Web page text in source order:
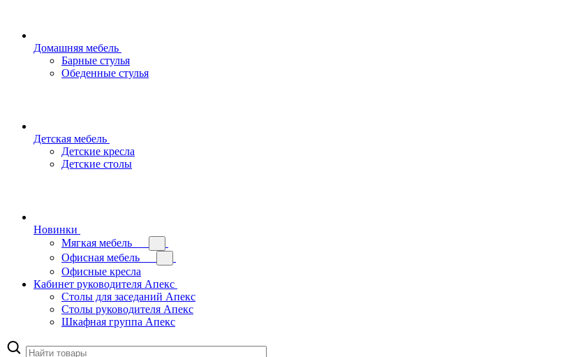
Домашняя мебель
Барные стулья
Обеденные стулья
Детская мебель
Детские кресла
Детские столы
Новинки
Мягкая мебель
Офисная мебель
Офисные кресла
Кабинет руководителя Апекс
Столы для заседаний Апекс
Столы руководителя Апекс
Шкафная группа Апекс